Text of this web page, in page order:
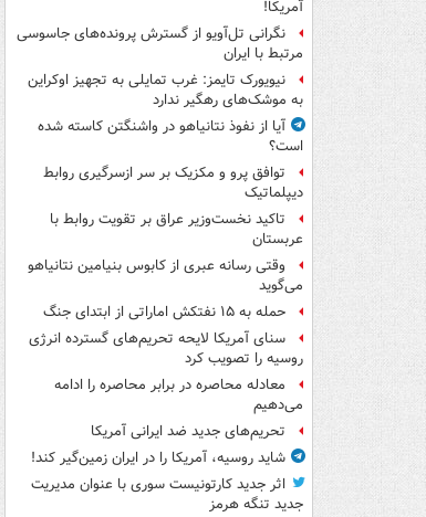
آمریکا!
نگرانی تل‌آویو از گسترش پرونده‌های جاسوسی
مرتبط با ایران
نیویورک تایمز: غرب تمایلی به تجهیز اوکراین
به موشک‌های رهگیر ندارد
آیا از نفوذ نتانیاهو در واشنگتن کاسته شده
است؟
توافق پرو و مکزیک بر سر ازسرگیری روابط
دیپلماتیک
تاکید نخست‌وزیر عراق بر تقویت روابط با
عربستان
وقتی رسانه عبری از کابوس بنیامین نتانیاهو
می‌گوید
حمله به ۱۵ نفتکش‌ اماراتی از ابتدای جنگ
سنای آمریکا لایحه تحریم‌های گسترده انرژی
روسیه را تصویب کرد
معادله محاصره در برابر محاصره را ادامه
می‌دهیم
تحریم‌های جدید ضد ایرانی آمریکا
شاید روسیه، آمریکا را در ایران زمین‌گیر کند!
اثر جدید کارتونیست سوری با عنوان مدیریت
جدید تنگه هرمز